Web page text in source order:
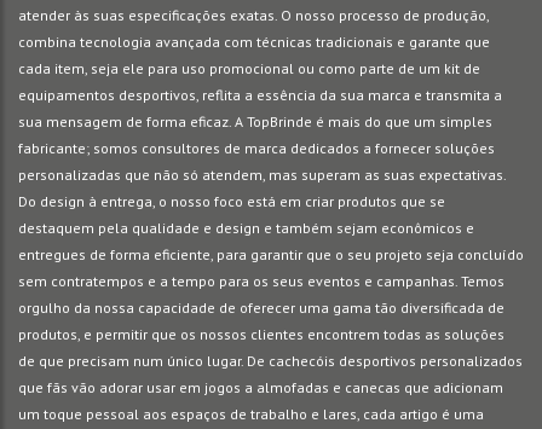
atender às suas especificações exatas. O nosso processo de produção,
combina tecnologia avançada com técnicas tradicionais e garante que
cada item, seja ele para uso promocional ou como parte de um kit de
equipamentos desportivos, reflita a essência da sua marca e transmita a
sua mensagem de forma eficaz. A TopBrinde é mais do que um simples
fabricante; somos consultores de marca dedicados a fornecer soluções
personalizadas que não só atendem, mas superam as suas expectativas.
Do design à entrega, o nosso foco está em criar produtos que se
destaquem pela qualidade e design e também sejam econômicos e
entregues de forma eficiente, para garantir que o seu projeto seja concluído
sem contratempos e a tempo para os seus eventos e campanhas. Temos
orgulho da nossa capacidade de oferecer uma gama tão diversificada de
produtos, e permitir que os nossos clientes encontrem todas as soluções
de que precisam num único lugar. De cachecóis desportivos personalizados
que fãs vão adorar usar em jogos a almofadas e canecas que adicionam
um toque pessoal aos espaços de trabalho e lares, cada artigo é uma